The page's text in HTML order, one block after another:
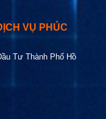
VỤ PHÚC
Tư Thành Phố Hồ